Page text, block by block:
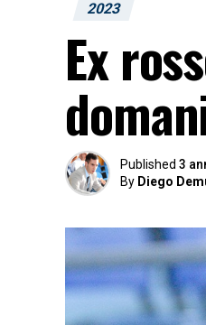
2023
Ex
Published 3
By Diego